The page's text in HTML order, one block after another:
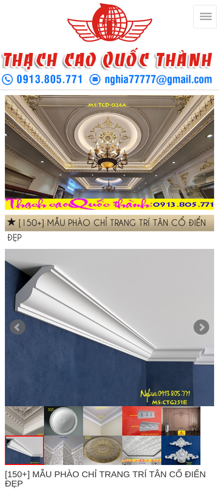
[150+] MẪU PHÀO CHỈ TRANG TRÍ TÂN CỔ ĐIỂN
ĐẸP
[150+] MẪU PHÀO CHỈ TRANG TRÍ TÂN CỔ ĐIỂN
ĐẸP